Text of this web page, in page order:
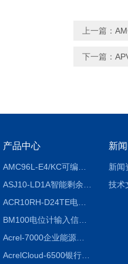
上一篇：
下一篇：
产品中心
ACR10RH-D24TE电力仪表外置开口式互感器
BM100电位计输入信号隔离器
Acrel-7000企业能源管控平台
AcrelCloud-6500银行业安全用电能耗云平台
新
新闻
技术